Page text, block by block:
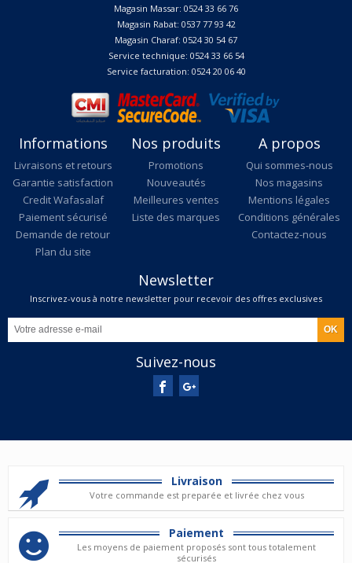
Magasin Massar: 0524 33 66 76
Magasin Rabat: 0537 77 93 42
Magasin Charaf: 0524 30 54 67
Service technique: 0524 33 66 54
Service facturation: 0524 20 06 40
Informations
Livraisons et retours
Garantie satisfaction
Credit Wafasalaf
Paiement sécurisé
Demande de retour
Plan du site
Nos produits
Promotions
Nouveautés
Meilleures ventes
Liste des marques
A propos
Qui sommes-nous
Nos magasins
Mentions légales
Conditions générales
Contactez-nous
Newsletter
Inscrivez-vous à notre newsletter pour recevoir des offres exclusives
Suivez-nous
Livraison
Votre commande est preparée et livrée chez vous
Paiement
Les moyens de paiement proposés sont tous totalement
sécurisés